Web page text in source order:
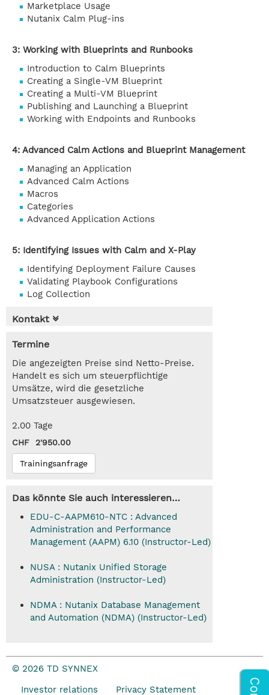
Marketplace Usage
Nutanix Calm Plug-ins
3: Working with Blueprints and Runbooks
Introduction to Calm Blueprints
Creating a Single-VM Blueprint
Creating a Multi-VM Blueprint
Publishing and Launching a Blueprint
Working with Endpoints and Runbooks
4: Advanced Calm Actions and Blueprint Management
Managing an Application
Advanced Calm Actions
Macros
Categories
Advanced Application Actions
5: Identifying Issues with Calm and X-Play
Identifying Deployment Failure Causes
Validating Playbook Configurations
Log Collection
Kontakt
Termine
Die angezeigten Preise sind Netto-Preise.
Handelt es sich um steuerpflichtige
Umsätze, wird die gesetzliche
Umsatzsteuer ausgewiesen.
2.00 Tage
CHF 2'950.00
Trainingsanfrage
Das könnte Sie auch interessieren…
EDU-C-AAPM610-NTC : Advanced
Administration and Performance
Management (AAPM) 6.10 (Instructor-Led)
NUSA : Nutanix Unified Storage
Administration (Instructor-Led)
NDMA : Nutanix Database Management
and Automation (NDMA) (Instructor-Led)
© 2026 TD SYNNEX
Investor relations
Privacy Statement